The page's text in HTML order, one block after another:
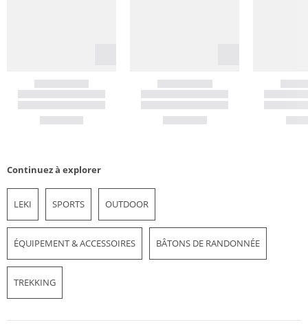
Continuez à explorer
LEKI SPORTS OUTDOOR
ÉQUIPEMENT & ACCESSOIRES BÂTONS DE RANDONNÉE
TREKKING